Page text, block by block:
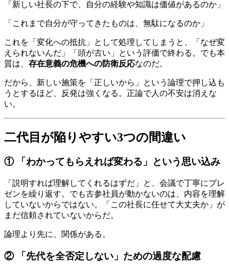
「新しい社長の下で、自分の経験や知識は価値があるのか」
「これまで自分が守ってきたものは、無駄になるのか」
これを「変化への抵抗」として処理してしまうと、「なぜ変
えられないんだ」「頭が古い」という評価で終わる。でも本
質は、 存在意義の危機への防衛反応なのだ。
だから、新しい施策を「正しいから」という論理で押し込も
うとするほど、反発は強くなる。正論で人の不安は消えな
い。
二代目が陥りやすい3つの間違い
① 「わかってもらえれば変わる」という思い込み
「説明すれば理解してくれるはずだ」と、会議で丁寧にプレ
ゼンを繰り返す。でも古参社員が動かないのは、内容を理解
していないからではない。「この社長に任せて大丈夫か」が
まだ信頼されていないからだ。
論理より先に、関係がある。
② 「先代を全否定しない」ための過度な配慮